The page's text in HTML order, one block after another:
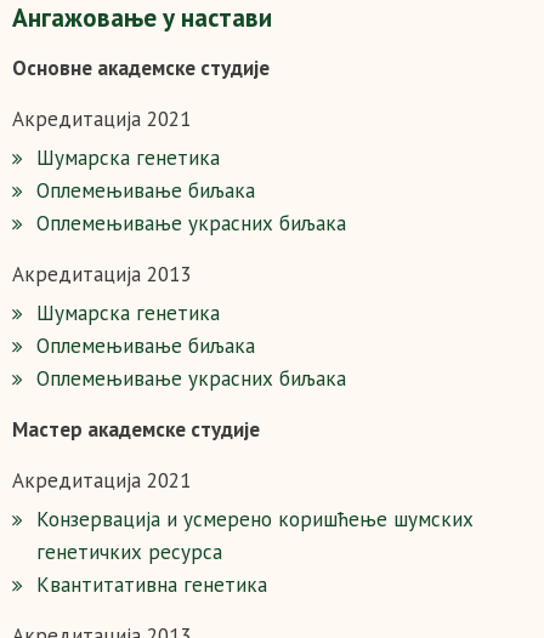
Ангажовање у настави
Основне академске студије
Акредитација 2021
Шумарска генетика
Оплемењивање биљака
Оплемењивање украсних биљака
Акредитација 2013
Шумарска генетика
Оплемењивање биљака
Оплемењивање украсних биљака
Мастер академске студије
Акредитација 2021
Конзервација и усмерено коришћење шумских
генетичких ресурса
Квантитативна генетика